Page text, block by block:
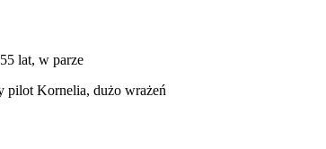
lat, w parze
pilot Kornelia, dużo wrażeń